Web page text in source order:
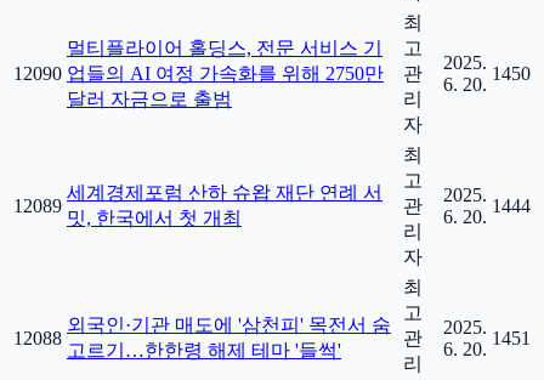
12090
멀티플라이어 홀딩스, 전문 서비스 기
업들의 AI 여정 가속화를 위해 2750만
달러 자금으로 출범
최
고
관
리
자
2025.
6. 20.
1450
12089
세계경제포럼 산하 슈왑 재단 연례 서
밋, 한국에서 첫 개최
최
고
관
리
자
2025.
6. 20.
1444
12088
외국인·기관 매도에 '삼천피' 목전서 숨
고르기…한한령 해제 테마 '들썩'
최
고
관
리
2025.
6. 20.
1451